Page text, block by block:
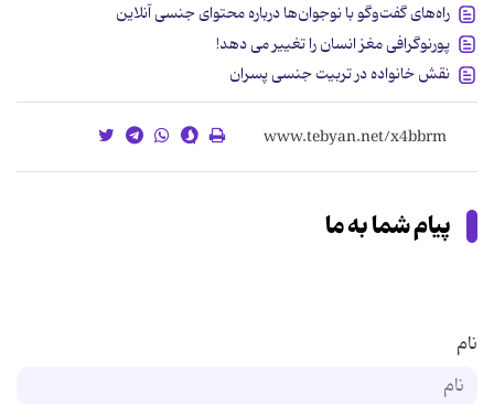
راه‌های گفت‌وگو با نوجوان‌ها درباره محتوای جنسی آنلاین
پورنوگرافی مغز انسان را تغییر می دهد!
نقش خانواده در تربیت جنسی پسران
پیام شما به ما
نام